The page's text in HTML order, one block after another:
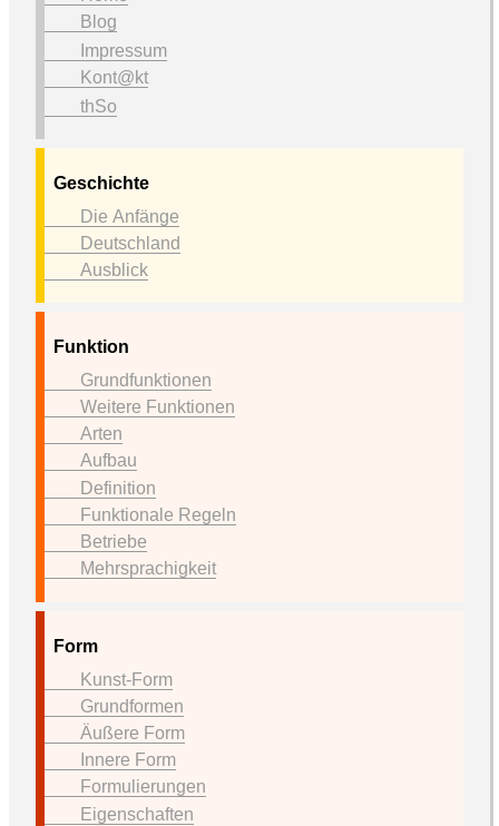
Blog
Impressum
Kont@kt
thSo
Geschichte
Die Anfänge
Deutschland
Ausblick
Funktion
Grundfunktionen
Weitere Funktionen
Arten
Aufbau
Definition
Funktionale Regeln
Betriebe
Mehrsprachigkeit
Form
Kunst-Form
Grundformen
Äußere Form
Innere Form
Formulierungen
Eigenschaften